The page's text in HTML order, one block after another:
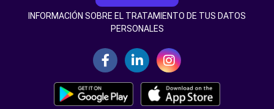
INFORMACIÓN SOBRE EL TRATAMIENTO DE TUS DATOS
PERSONALES